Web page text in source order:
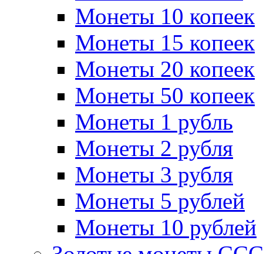
Монеты 10 копеек
Монеты 15 копеек
Монеты 20 копеек
Монеты 50 копеек
Монеты 1 рубль
Монеты 2 рубля
Монеты 3 рубля
Монеты 5 рублей
Монеты 10 рублей